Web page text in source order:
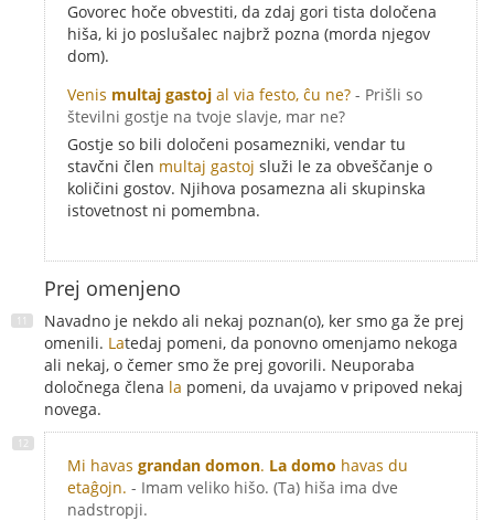
Govorec hoče obvestiti, da zdaj gori tista določena
hiša, ki jo poslušalec najbrž pozna (morda njegov
dom).
Venis multaj gastoj al via festo, ĉu ne? - Prišli so
številni gostje na tvoje slavje, mar ne?
Gostje so bili določeni posamezniki, vendar tu
stavčni člen multaj gastoj služi le za obveščanje o
količini gostov. Njihova posamezna ali skupinska
istovetnost ni pomembna.
Prej omenjeno
Navadno je nekdo ali nekaj poznan(o), ker smo ga že prej
omenili. Latedaj pomeni, da ponovno omenjamo nekoga
ali nekaj, o čemer smo že prej govorili. Neuporaba
določnega člena la pomeni, da uvajamo v pripoved nekaj
novega.
Mi havas grandan domon. La domo havas du
etaĝojn. - Imam veliko hišo. (Ta) hiša ima dve
nadstropji.